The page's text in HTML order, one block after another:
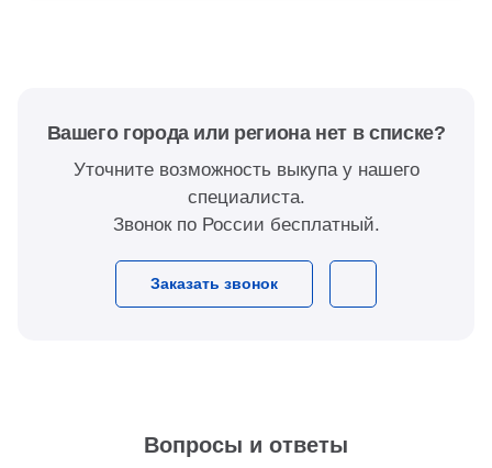
Вашего города или региона нет в списке?
Уточните возможность выкупа у нашего
специалиста.
Звонок по России бесплатный.
Заказать звонок
Вопросы и ответы